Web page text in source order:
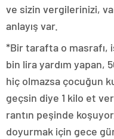
ve sizin vergilerinizi,
anlayış var.
*Bir tarafta o masrafı,
bin lira yardım yapan,
hiç olmazsa çocuğun
geçsin diye 1 kilo et
rantın peşinde
doyurmak için gece